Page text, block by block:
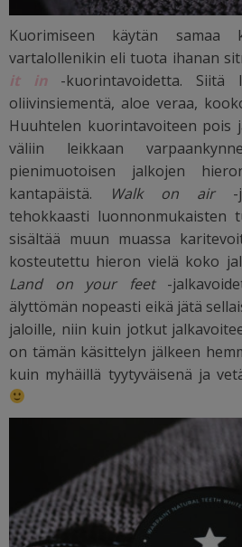
Kuorimiseen käytän samaa
vartalollenikin eli tuota ihanan
it in-kuorintavoidetta. Siitä
oliivinsiementä, aloe veraa,
Huuhtelen kuorintavoiteen pois
väliin leikkaan
pienimuotoisen jalkojen
kantapäistä.
Walk on air-
tehokkaasti luonnonmukaisten
sisältää muun muassa
kosteutettu hieron vielä koko
Land on your feet-
älyttömän nopeasti eikä jätä
jaloille, niin kuin jotkut
on tämän käsittelyn jälkeen
kuin myhäillä tyytyväisenä ja